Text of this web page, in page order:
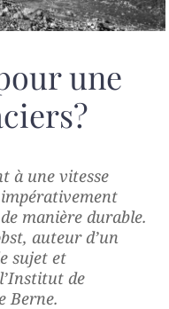
une
à une vitesse
manière durable.
auteur d’un
sujet et
de
Berne.